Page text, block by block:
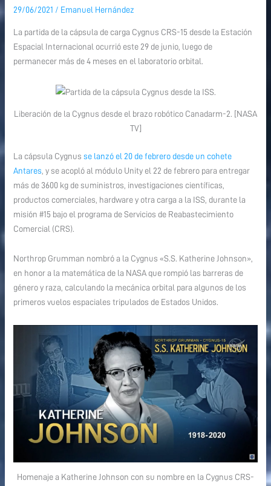
29/06/2021 / Emanuel Hernández
La partida de la cápsula de carga Cygnus CRS-15 desde la Estación
Espacial Internacional ocurrió este 29 de junio, luego de
permanecer más de 4 meses en el laboratorio orbital.
Liberación de la Cygnus desde el brazo robótico Canadarm-2. [NASA
TV]
La cápsula Cygnusse lanzó el 20 de febrero desde un cohete
Antares, y se acopló al módulo Unity el 22 de febrero para entregar
más de 3600 kg de suministros, investigaciones científicas,
productos comerciales, hardware y otra carga a la ISS, durante la
misión #15 bajo el programa de Servicios de Reabastecimiento
Comercial (CRS).
Northrop Grumman nombró a la Cygnus «S.S. Katherine Johnson»,
en honor a la matemática de la NASA que rompió las barreras de
género y raza, calculando la mecánica orbital para algunos de los
primeros vuelos espaciales tripulados de Estados Unidos.
Homenaje a Katherine Johnson con su nombre en la Cygnus CRS-
cápsula
Cygnus
CRS-
15